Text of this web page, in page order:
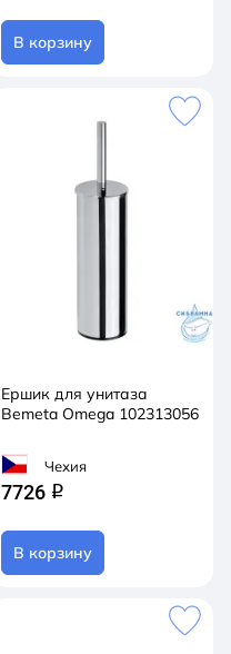
В корзину
Ершик для унитаза
Bemeta Omega 102313056
Чехия
7726 q
В корзину